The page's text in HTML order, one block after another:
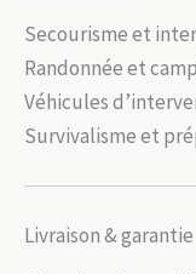
Secourisme et
Randonnée et
Véhicules
Survivalisme et
Livraison & garantie